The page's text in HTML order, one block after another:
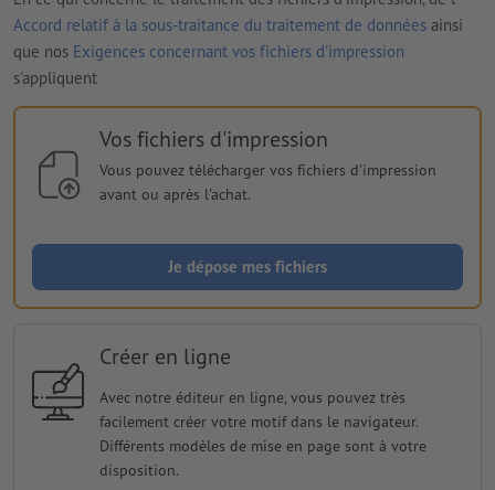
Accord relatif à la sous-traitance du traitement de données ainsi
que nos Exigences concernant vos fichiers d'impression
s'appliquent
Vos fichiers d'impression
Vous pouvez télécharger vos fichiers d'impression
avant ou après l'achat.
Je dépose mes fichiers
Créer en ligne
Avec notre éditeur en ligne, vous pouvez très
facilement créer votre motif dans le navigateur.
Différents modèles de mise en page sont à votre
disposition.